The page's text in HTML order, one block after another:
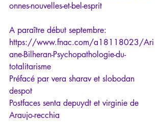
onnes-nouvelles-et-bel-esprit
A paraître début septembre:
https://www.fnac.com/a18118023/Ari
ane-Bilheran-Psychopathologie-du-
totalitarisme
Préfacé par vera sharav et slobodan
despot
Postfaces senta depuydt et virginie de
Araujo-recchia